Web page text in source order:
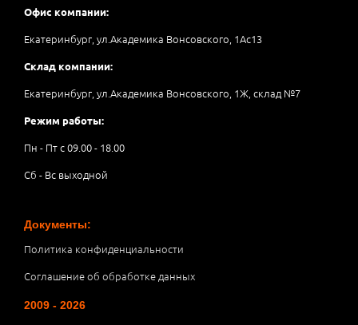
Офис компании:
Екатеринбург, ул.Академика Вонсовского, 1Аc13
Склад компании:
Екатеринбург, ул.Академика Вонсовского, 1Ж, склад №7
Режим работы:
Пн - Пт с 09.00 - 18.00
Сб - Вс выходной
Документы:
Политика конфиденциальности
Соглашение об обработке данных
2009 - 2026